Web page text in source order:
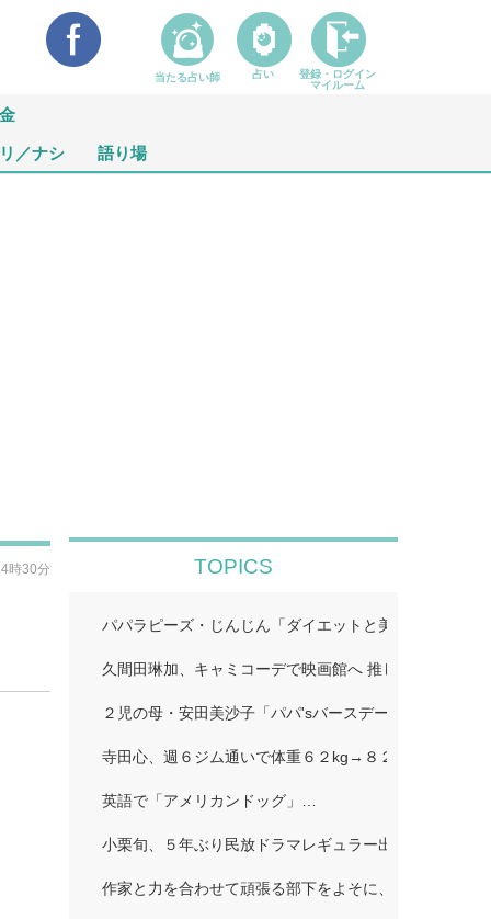
／ナシ 語り場
時30分 TOPICS
パパラピーズ・じんじん「ダイエットと美肌に超良い
久間田琳加、キャミコーデで映画館へ 推し活ショット
２児の母・安田美沙子「パパ'sバースデー」…
寺田心、週６ジム通いで体重６２kg→８２kgに １１０
英語で「アメリカンドッグ」…
小栗旬、５年ぶり民放ドラマレギュラー出演…
作家と力を合わせて頑張る部下をよそに、上司は陰で
当たる占い師 占い
登録・ログイン
マイルーム